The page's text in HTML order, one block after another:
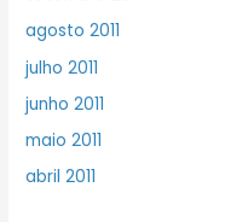
agosto 2011
julho 2011
junho 2011
maio 2011
abril 2011